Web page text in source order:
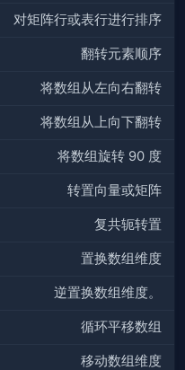
对矩阵行或表行进行排序
翻转元素顺序
将数组从左向右翻转
将数组从上向下翻转
将数组旋转 90 度
转置向量或矩阵
复共轭转置
置换数组维度
逆置换数组维度。
循环平移数组
移动数组维度